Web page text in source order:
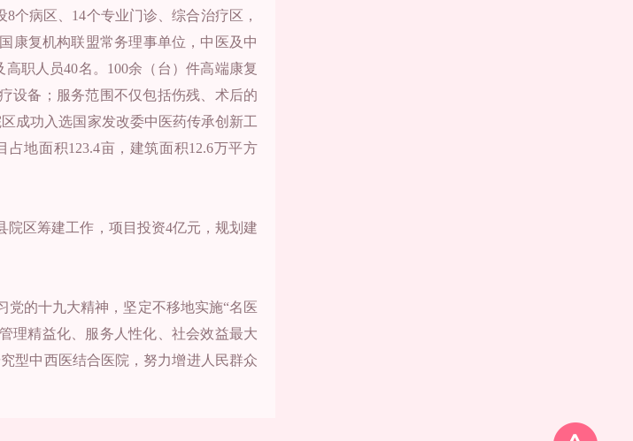
个病区、14个专业门诊、综合治疗区，
康复机构联盟常务理事单位，中医及中
职人员40名。100余（台）件高端康复
设备；服务范围不仅包括伤残、术后的
成功入选国家发改委中医药传承创新工
地面积123.4亩，建筑面积12.6万平方
院区筹建工作，项目投资4亿元，规划建
党的十九大精神，坚定不移地实施“名医
理精益化、服务人性化、社会效益最大
型中西医结合医院，努力增进人民群众